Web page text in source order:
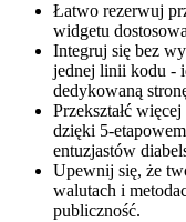
Łatwo rezerwuj
widgetu
Integruj się bez
jednej linii kodu -
dedykowaną
Przekształć
dzięki 5-
entuzjastów
Upewnij się, że
walutach i
publiczność.